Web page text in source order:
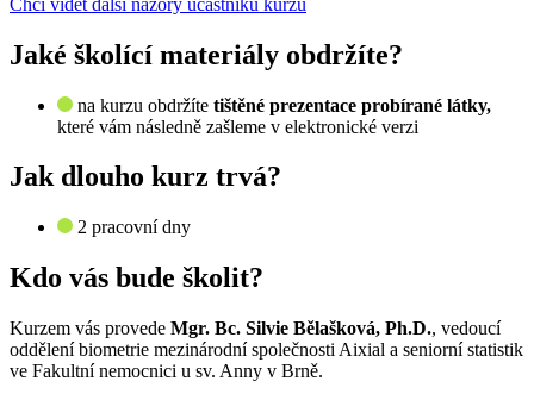
Jaké školící materiály obdržíte?
na kurzu obdržíte tištěné prezentace probírané látky,
které vám následně zašleme v elektronické verzi
Jak dlouho kurz trvá?
2 pracovní dny
Kdo vás bude školit?
Kurzem vás provede Mgr. Bc. Silvie Bělašková, Ph.D., vedoucí
oddělení biometrie mezinárodní společnosti Aixial a seniorní statistik
ve Fakultní nemocnici u sv. Anny v Brně.